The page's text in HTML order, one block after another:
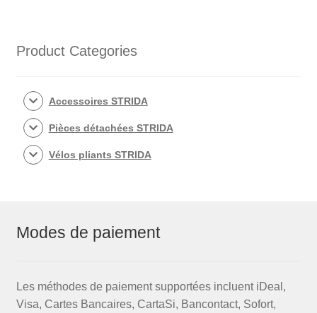
Product Categories
Accessoires STRIDA
Pièces détachées STRIDA
Vélos pliants STRIDA
Modes de paiement
Les méthodes de paiement supportées incluent iDeal,
Visa, Cartes Bancaires, CartaSi, Bancontact, Sofort,